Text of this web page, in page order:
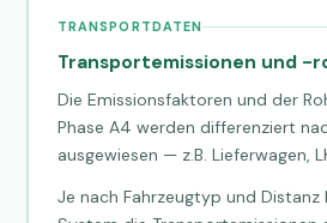
TRANSPORTDATEN
Transportemissionen und -
Die Emissionsfaktoren und der
Phase A4 werden differenziert
ausgewiesen — z.B. Lieferwagen,
Je nach Fahrzeugtyp und